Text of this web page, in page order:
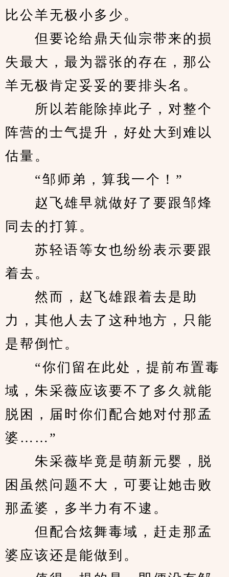
比公羊无极小多少。
但要论给鼎天仙宗带来的损
失最大，最为嚣张的存在，那公
羊无极肯定妥妥的要排头名。
所以若能除掉此子，对整个
阵营的士气提升，好处大到难以
估量。
“邹师弟，算我一个！”
赵飞雄早就做好了要跟邹烽
同去的打算。
苏轻语等女也纷纷表示要跟
着去。
然而，赵飞雄跟着去是助
力，其他人去了这种地方，只能
是帮倒忙。
“你们留在此处，提前布置毒
域，朱采薇应该要不了多久就能
脱困，届时你们配合她对付那孟
婆……”
朱采薇毕竟是萌新元婴，脱
困虽然问题不大，可要让她击败
那孟婆，多半力有不逮。
但配合炫舞毒域，赶走那孟
婆应该还是能做到。